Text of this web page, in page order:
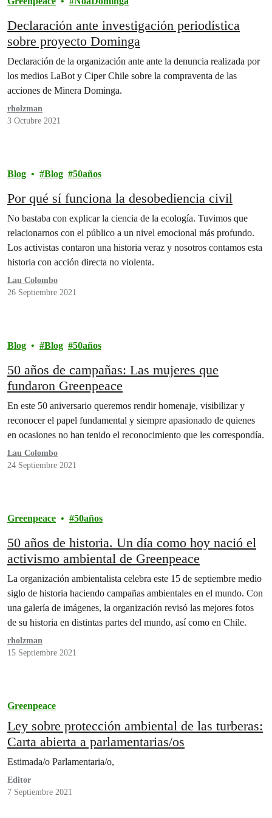
Declaración ante investigación periodística
sobre proyecto Dominga
Declaración de la organización ante ante la denuncia realizada por
los medios LaBot y Ciper Chile sobre la compraventa de las
acciones de Minera Dominga.
rholzman
3 Octubre 2021
Blog Blog 50años
Por qué sí funciona la desobediencia civil
No bastaba con explicar la ciencia de la ecología. Tuvimos que
relacionarnos con el público a un nivel emocional más profundo.
Los activistas contaron una historia veraz y nosotros contamos esta
historia con acción directa no violenta.
Lau Colombo
26 Septiembre 2021
Blog Blog 50años
50 años de campañas: Las mujeres que
fundaron Greenpeace
En este 50 aniversario queremos rendir homenaje, visibilizar y
reconocer el papel fundamental y siempre apasionado de quienes
en ocasiones no han tenido el reconocimiento que les correspondía.
Lau Colombo
24 Septiembre 2021
Greenpeace 50años
50 años de historia. Un día como hoy nació el
activismo ambiental de Greenpeace
La organización ambientalista celebra este 15 de septiembre medio
siglo de historia haciendo campañas ambientales en el mundo. Con
una galería de imágenes, la organización revisó las mejores fotos
de su historia en distintas partes del mundo, así como en Chile.
rholzman
15 Septiembre 2021
Greenpeace
Ley sobre protección ambiental de las turberas:
Carta abierta a parlamentarias/os
Estimada/o Parlamentaria/o,
Editor
7 Septiembre 2021